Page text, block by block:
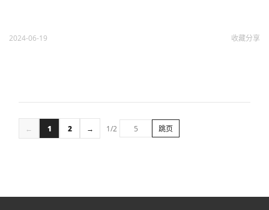
2024-06-19 收藏分享
← 1 2 → 1/2 跳页